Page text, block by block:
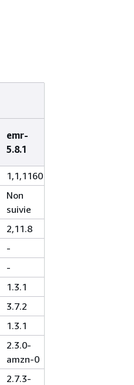
emr-
5.8.1
1,1,1160
Non
suivie
2,11.8
-
-
1.3.1
3.7.2
1.3.1
2.3.0-
amzn-0
2.7.3-